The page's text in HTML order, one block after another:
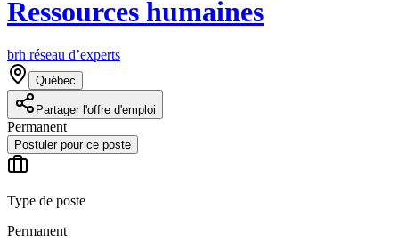
Ressources humaines
brh réseau d’experts
Québec
Partager l'offre d'emploi
Permanent
Postuler pour ce poste
Type de poste
Permanent